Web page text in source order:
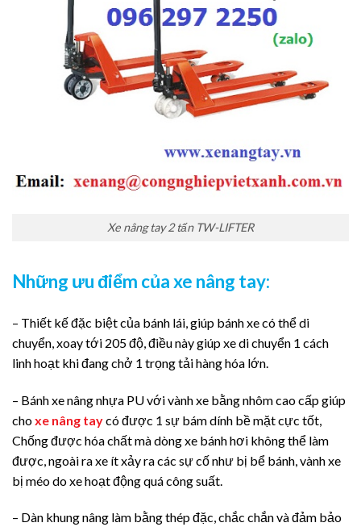
Xe nâng tay 2 tấn TW-LIFTER
Những ưu điểm của xe nâng tay:
– Thiết kế đặc biệt của bánh lái, giúp bánh xe có thể di
chuyển, xoay tới 205 độ, điều này giúp xe di chuyển 1 cách
linh hoạt khi đang chở 1 trọng tải hàng hóa lớn.
– Bánh xe nâng nhựa PU với vành xe bằng nhôm cao cấp giúp
choxe nâng taycó được 1 sự bám dính bề mặt cực tốt,
Chống được hóa chất mà dòng xe bánh hơi không thể làm
được, ngoài ra xe ít xảy ra các sự cố như bị bể bánh, vành xe
bị méo do xe hoạt động quá công suất.
– Dàn khung nâng làm bằng thép đặc, chắc chắn và đảm bảo